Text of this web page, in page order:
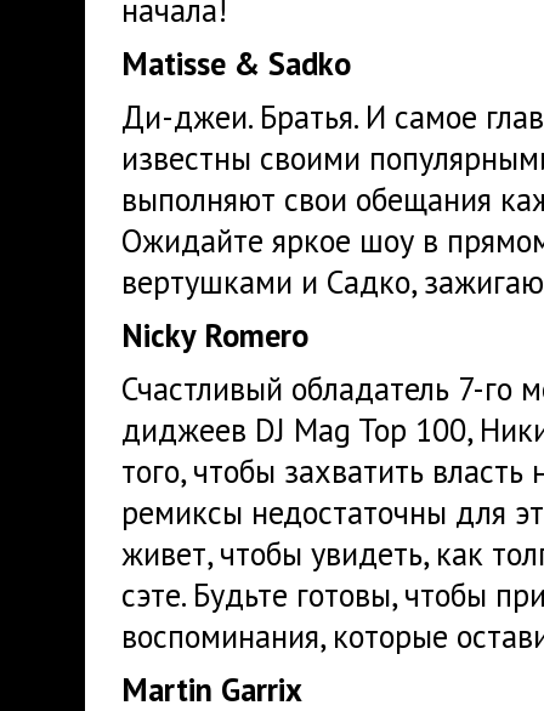
начала!
Matisse & Sadko
Ди-джеи. Братья. И самое
известны своими
выполняют свои обещания
Ожидайте яркое шоу в
вертушками и Садко,
Nicky Romero
Счастливый обладатель 7-го
диджеев DJ Mag Top 100,
того, чтобы захватить
ремиксы недостаточны для
живет, чтобы увидеть, как
сэте. Будьте готовы, чтобы
воспоминания, которые
Martin Garrix